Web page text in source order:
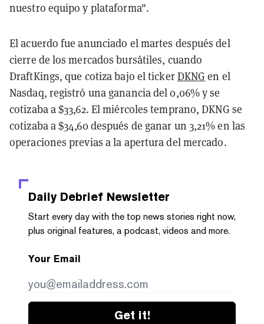
nuestro equipo y plataforma".
El acuerdo fue anunciado el martes después del
cierre de los mercados bursátiles, cuando
DraftKings, que cotiza bajo el tickerDKNG en el
Nasdaq, registró una ganancia del 0,06% y se
cotizaba a $33,62. El miércoles temprano, DKNG se
cotizaba a $34,60 después de ganar un 3,21% en las
operaciones previas a la apertura del mercado.
Daily Debrief Newsletter
Start every day with the top news stories right now,
plus original features, a podcast, videos and more.
Your Email
Get it!